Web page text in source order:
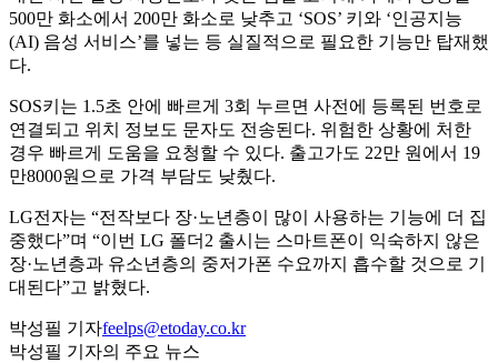
500만 화소에서 200만 화소로 낮추고 ‘SOS’ 키와 ‘인공지능
(AI) 음성 서비스’를 넣는 등 실질적으로 필요한 기능만 탑재했
다.
SOS키는 1.5초 안에 빠르게 3회 누르면 사전에 등록된 번호로
연결되고 위치 정보도 문자도 전송된다. 위험한 상황에 처한
경우 빠르게 도움을 요청할 수 있다. 출고가도 22만 원에서 19
만8000원으로 가격 부담도 낮췄다.
LG전자는 “전작보다 장·노년층이 많이 사용하는 기능에 더 집
중했다”며 “이번 LG 폴더2 출시는 스마트폰이 익숙하지 않은
장·노년층과 유소년층의 중저가폰 수요까지 흡수할 것으로 기
대된다”고 밝혔다.
박성필 기자feelps@etoday.co.kr
박성필 기자의 주요 뉴스